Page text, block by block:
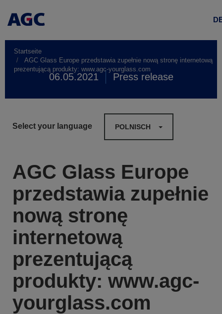
Startseite
AGC Glass Europe przedstawia zupełnie nową stronę internetową
prezentującą produkty: www.agc-yourglass.com
06.05.2021 Press release
Select your language POLNISCH
AGC Glass Europe
przedstawia zupełnie
nową stronę
internetową
prezentującą
produkty: www.agc-
yourglass.com